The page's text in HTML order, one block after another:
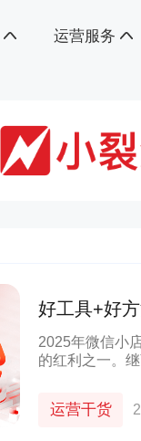
运营服务
好工具+好
销量暴涨
2025年微信小
的红利之一。
运营干货